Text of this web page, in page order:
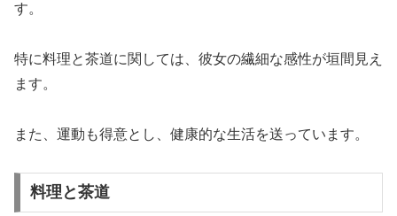
す。
特に料理と茶道に関しては、彼女の繊細な感性が垣間見え
ます。
また、運動も得意とし、健康的な生活を送っています。
料理と茶道